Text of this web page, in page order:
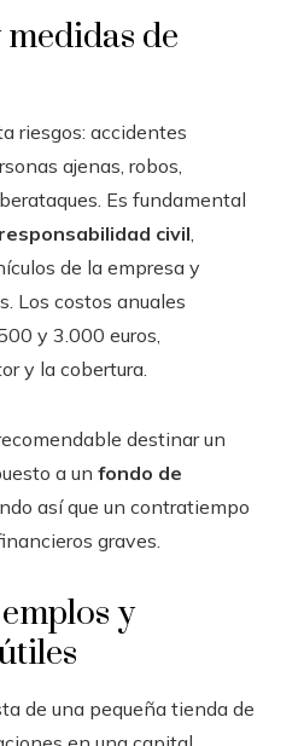
de
riesgos: accidentes
ajenas, robos,
Es fundamental
civil
de la empresa y
Los costos anuales
y 3.000 euros,
y la cobertura.
destinar un
a un fondo de
así que un contratiempo
graves.
y
de una pequeña tienda de